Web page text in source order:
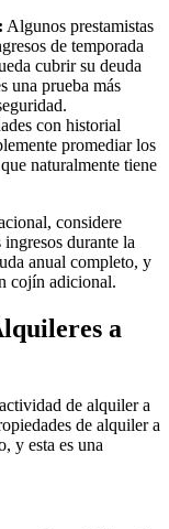
Algunos prestamistas
de temporada
cubrir su deuda
una prueba más
con historial
promediar los
naturalmente tiene
considere
durante la
anual completo, y
cojín adicional.
a
de alquiler a
de alquiler a
y esta es una